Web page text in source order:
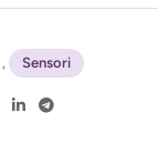
trattamento dei miei
, Sensori